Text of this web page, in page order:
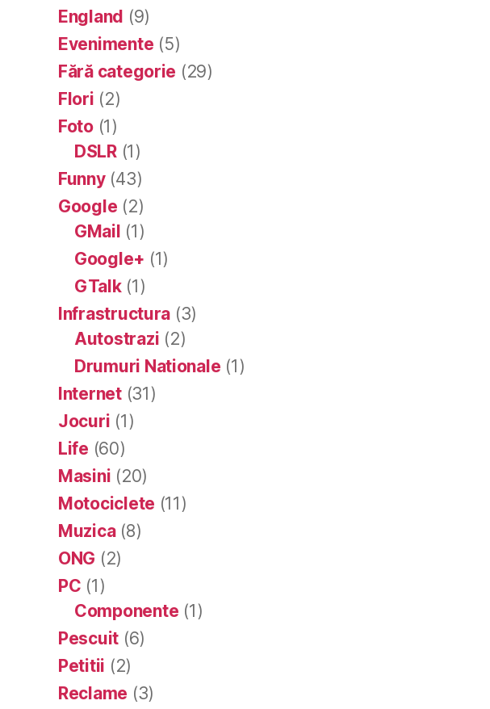
England (9)
Evenimente (5)
Fără categorie (29)
Flori (2)
Foto(1)
DSLR(1)
Funny(43)
Google (2)
GMail (1)
Google+ (1)
GTalk(1)
Infrastructura (3)
Autostrazi (2)
Drumuri Nationale (1)
Internet(31)
Jocuri (1)
Life (60)
Masini (20)
Motociclete (11)
Muzica(8)
ONG (2)
PC (1)
Componente (1)
Pescuit (6)
Petitii (2)
Reclame (3)